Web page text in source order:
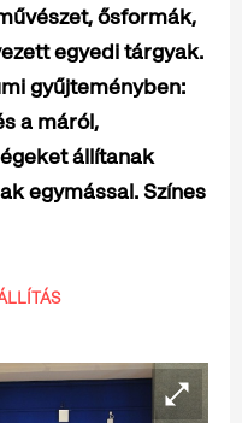
ősformák,
egyedi tárgyak.
gyűjteményben:
a máról,
állítanak
egymással. Színes